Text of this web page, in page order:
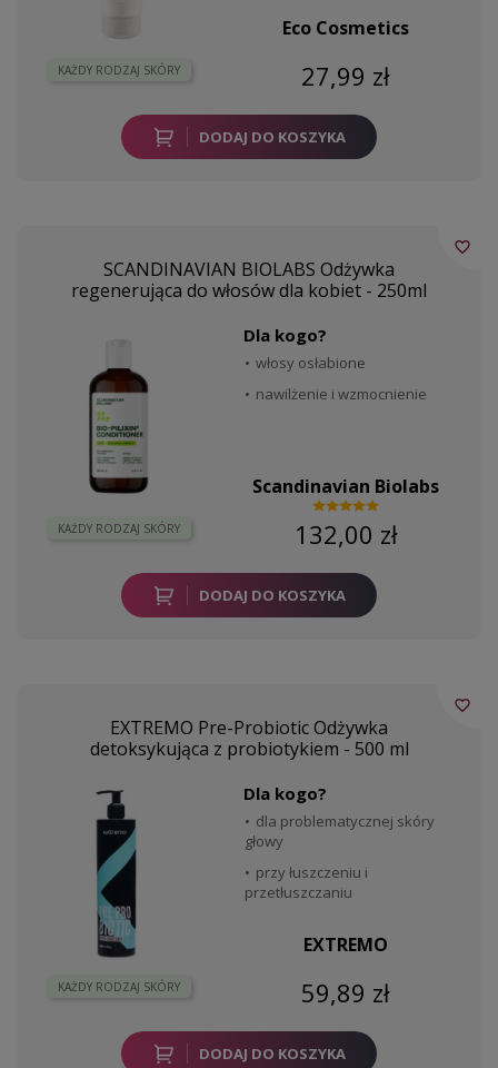
KAŻDY RODZAJ SKÓRY
Eco Cosmetics
27,99 zł
DODAJ DO KOSZYKA
SCANDINAVIAN BIOLABS Odżywka
regenerująca do włosów dla kobiet - 250ml
KAŻDY RODZAJ SKÓRY
Dla kogo?
włosy osłabione
nawilżenie i wzmocnienie
Scandinavian Biolabs
132,00 zł
DODAJ DO KOSZYKA
favorite_border
EXTREMO Pre-Probiotic Odżywka
detoksykująca z probiotykiem - 500 ml
KAŻDY RODZAJ SKÓRY
Dla kogo?
dla problematycznej skóry
głowy
przy łuszczeniu i
przetłuszczaniu
EXTREMO
59,89 zł
DODAJ DO KOSZYKA
favorite_border